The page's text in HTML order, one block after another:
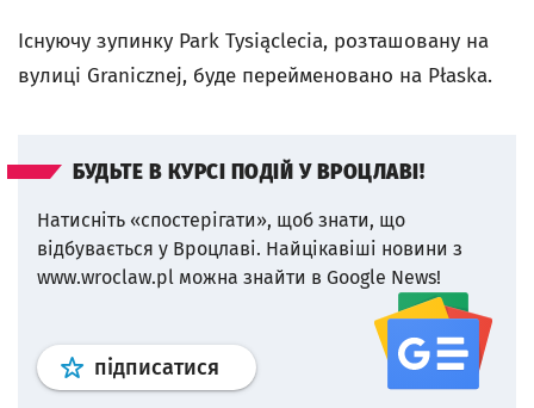
Існуючу зупинку Park Tysiąclecia, розташовану на
вулиці Granicznej, буде перейменовано на Płaska.
БУДЬТЕ В КУРСІ ПОДІЙ У ВРОЦЛАВІ!
Натисніть «спостерігати», щоб знати, що
відбувається у Вроцлаві. Найцікавіші новини з
www.wroclaw.pl можна знайти в Google News!
підписатися Профіль google news